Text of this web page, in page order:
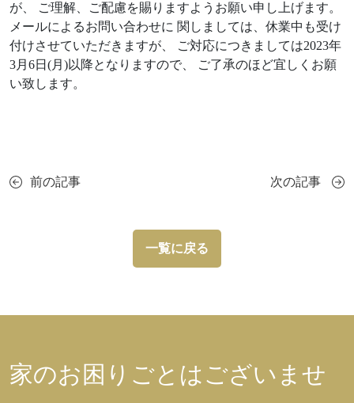
が、 ご理解、ご配慮を賜りますようお願い申し上げます。
メールによるお問い合わせに 関しましては、休業中も受け
付けさせていただきますが、 ご対応につきましては2023年
3月6日(月)以降となりますので、 ご了承のほど宜しくお願
い致します。
前の記事
一覧に戻る
次の記事
家のお困りごとはございませ